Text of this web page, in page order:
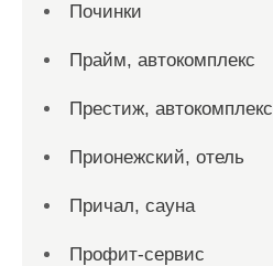
Починки
Прайм, автокомплекс
Престиж, автокомплекс
Прионежский, отель
Причал, сауна
Профит-сервис